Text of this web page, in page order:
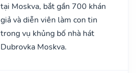
tại Moskva, bắt gần 700 khán
giả và diễn viên làm con tin
trong vụ khủng bố nhà hát
Dubrovka Moskva.